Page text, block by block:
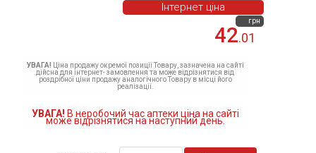
42.01
грн
Інтернет ціна
УВАГА! Ціна продажу окремої позиції Товару, зазначена на сайті
дійсна для інтернет- замовлення та може відрізнятися від
роздрібної ціни продажу аналогічного Товару в місці його
реалізації.
УВАГА! В неробочий час аптеки ціна на сайті
може відрізнятися на наступний день.